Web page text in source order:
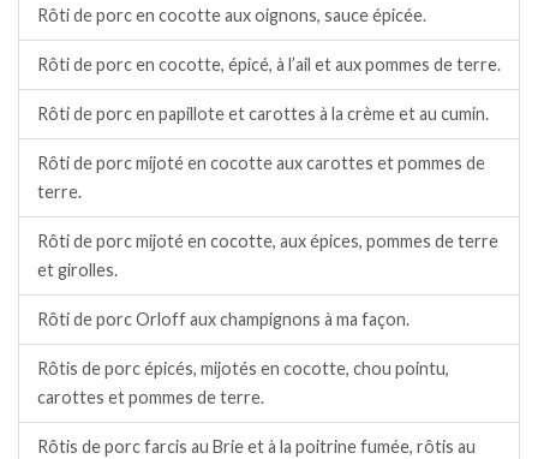
Rôti de porc en cocotte aux oignons, sauce épicée.
Rôti de porc en cocotte, épicé, à l’ail et aux pommes de terre.
Rôti de porc en papillote et carottes à la crème et au cumin.
Rôti de porc mijoté en cocotte aux carottes et pommes de
terre.
Rôti de porc mijoté en cocotte, aux épices, pommes de terre
et girolles.
Rôti de porc Orloff aux champignons à ma façon.
Rôtis de porc épicés, mijotés en cocotte, chou pointu,
carottes et pommes de terre.
Rôtis de porc farcis au Brie et à la poitrine fumée, rôtis au